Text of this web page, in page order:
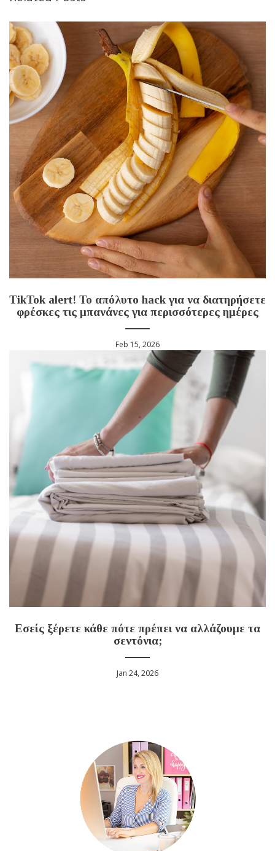
TikTok alert! Το απόλυτο hack για να διατηρήσετε
φρέσκες τις μπανάνες για περισσότερες ημέρες
Feb 15, 2026
Εσείς ξέρετε κάθε πότε πρέπει να αλλάζουμε τα
σεντόνια;
Jan 24, 2026